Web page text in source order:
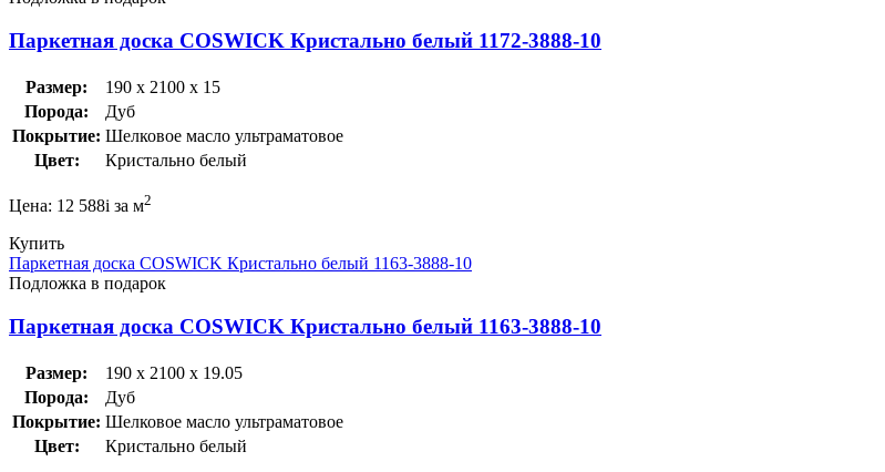
Паркетная доска COSWICK Кристально белый 1172-3888-10
Размер:
190 x 2100 x 15
Порода:
Дуб
Покрытие: Шелковое масло ультраматовое
Цвет:
Кристально белый
Цена: 12 588i за м2
Купить
Паркетная доска COSWICK Кристально белый 1163-3888-10
Подложка в подарок
Паркетная доска COSWICK Кристально белый 1163-3888-10
Размер:
190 x 2100 x 19.05
Порода:
Дуб
Покрытие: Шелковое масло ультраматовое
Цвет:
Кристально белый